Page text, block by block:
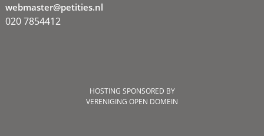
webmaster@petities.nl
020 7854412
HOSTING SPONSORED BY
VERENIGING OPEN DOMEIN